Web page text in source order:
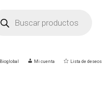
Mi cuenta Lista de deseos